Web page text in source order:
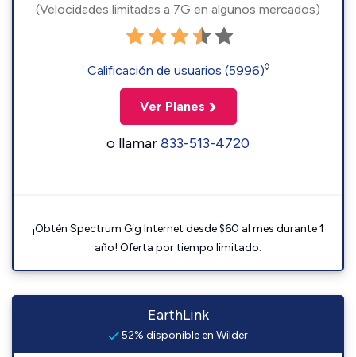
(Velocidades limitadas a 7G en algunos mercados)
Calificación de usuarios (5996)◊
Ver Planes
o llamar833-513-4720
¡Obtén Spectrum Gig Internet desde $60 al mes durante 1
año! Oferta por tiempo limitado.
EarthLink
52% disponible en Wilder